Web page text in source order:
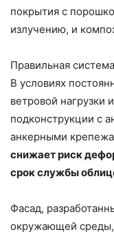
покрытия с
излучению, и
Правильная
В условиях
ветровой нагрузки
подконструкции с
анкерными
снижает риск
срок службы
Фасад,
окружающей среды,